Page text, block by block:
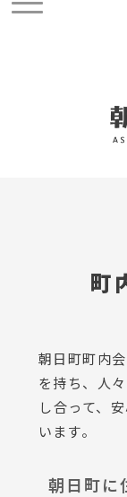
町
朝日町町内
を持ち、人
し合って、
います。
朝日町に